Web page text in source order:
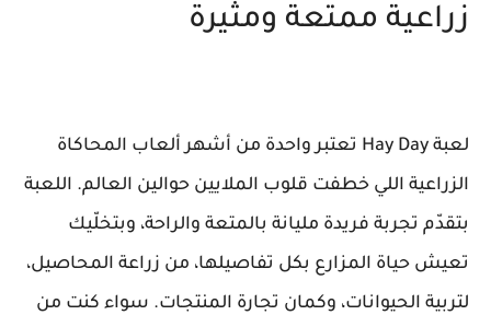
زراعية ممتعة ومثيرة
لعبة Hay Day تعتبر واحدة من أشهر ألعاب المحاكاة
الزراعية اللي خطفت قلوب الملايين حوالين العالم. اللعبة
بتقدّم تجربة فريدة مليانة بالمتعة والراحة، وبتخلّيك
تعيش حياة المزارع بكل تفاصيلها، من زراعة المحاصيل،
لتربية الحيوانات، وكمان تجارة المنتجات. سواء كنت من